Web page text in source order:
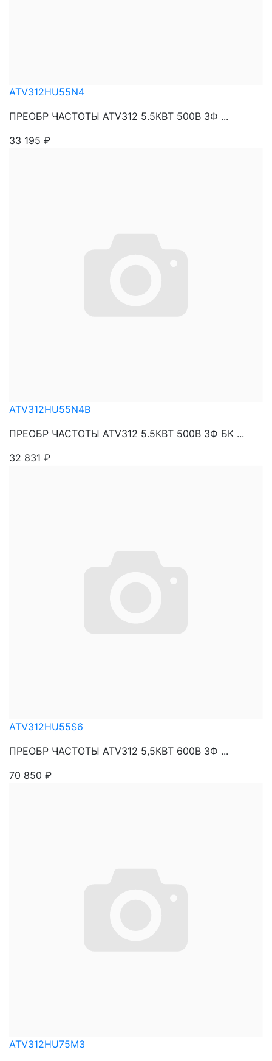
ATV312HU55N4
ПРЕОБР ЧАСТОТЫ ATV312 5.5КВТ 500В 3Ф ...
33 195 ₽
ATV312HU55N4B
ПРЕОБР ЧАСТОТЫ ATV312 5.5КВТ 500В 3Ф БК ...
32 831 ₽
ATV312HU55S6
ПРЕОБР ЧАСТОТЫ ATV312 5,5КВТ 600В 3Ф ...
70 850 ₽
ATV312HU75M3